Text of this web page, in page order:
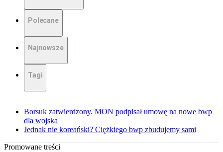
Polecane
Najnowsze
Tagi
Borsuk zatwierdzony. MON podpisał umowę na nowe bwp
dla wojska
Jednak nie koreański? Ciężkiego bwp zbudujemy sami
Promowane treści